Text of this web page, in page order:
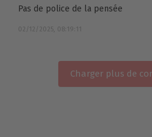
Pas de police de la pensée
02/12/2025, 08:19:11
Charger plus de